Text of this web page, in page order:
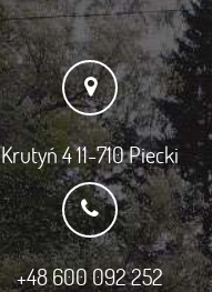
Krutyń 4 11-710 Piecki
+48 600 092 252